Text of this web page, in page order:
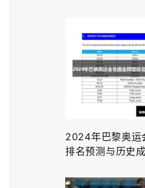
2024年巴黎奥运
排名预测与历史